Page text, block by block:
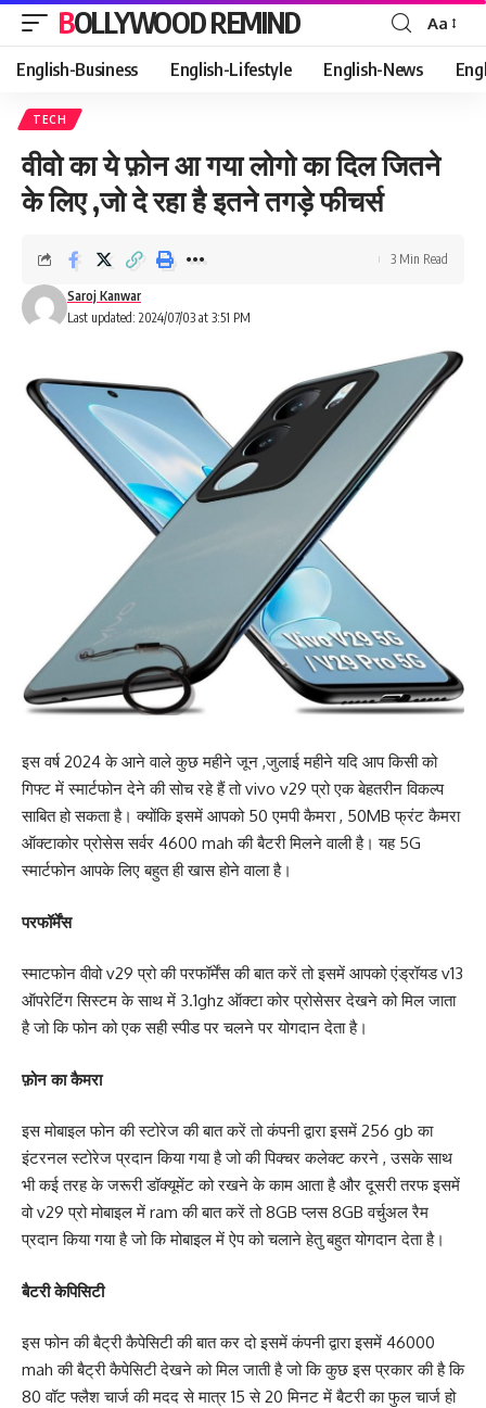
BOLLYWOOD REMIND
Font
Resizer
Aa
English-Business English-Lifestyle English-News
TECH
वीवो का ये फ़ोन आ गया लोगो का दिल जितने
के लिए ,जो दे रहा है इतने तगड़े फीचर्स
Last updated: 2024/07/03 at 3:51 PM
Saroj Kanwar
3 Min Read
इस वर्ष 2024 के आने वाले कुछ महीने जून ,जुलाई महीने यदि आप किसी को
गिफ्ट में स्मार्टफोन देने की सोच रहे हैं तो vivo v29 प्रो एक बेहतरीन विकल्प
साबित हो सकता है। क्योंकि इसमें आपको 50 एमपी कैमरा , 50MB फ्रंट कैमरा
ऑक्टाकोर प्रोसेस सर्वर 4600 mah की बैटरी मिलने वाली है। यह 5G
स्मार्टफोन आपके लिए बहुत ही खास होने वाला है।
परफॉर्मेंस
स्माटफोन वीवो v29 प्रो की परफॉर्मेंस की बात करें तो इसमें आपको एंड्रॉयड v13
ऑपरेटिंग सिस्टम के साथ में 3.1ghz ऑक्टा कोर प्रोसेसर देखने को मिल जाता
है जो कि फोन को एक सही स्पीड पर चलने पर योगदान देता है।
फ़ोन का कैमरा
इस मोबाइल फोन की स्टोरेज की बात करें तो कंपनी द्वारा इसमें 256 gb का
इंटरनल स्टोरेज प्रदान किया गया है जो की पिक्चर कलेक्ट करने , उसके साथ
भी कई तरह के जरूरी डॉक्यूमेंट को रखने के काम आता है और दूसरी तरफ इसमें
वो v29 प्रो मोबाइल में ram की बात करें तो 8GB प्लस 8GB वर्चुअल रैम
प्रदान किया गया है जो कि मोबाइल में ऐप को चलाने हेतु बहुत योगदान देता है।
बैटरी केपिसिटी
इस फोन की बैट्री कैपेसिटी की बात कर दो इसमें कंपनी द्वारा इसमें 46000
mah की बैट्री कैपेसिटी देखने को मिल जाती है जो कि कुछ इस प्रकार की है कि
80 वॉट फ्लैश चार्ज की मदद से मात्र 15 से 20 मिनट में बैटरी का फुल चार्ज हो